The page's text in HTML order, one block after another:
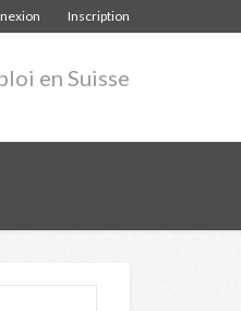
Inscription
en Suisse